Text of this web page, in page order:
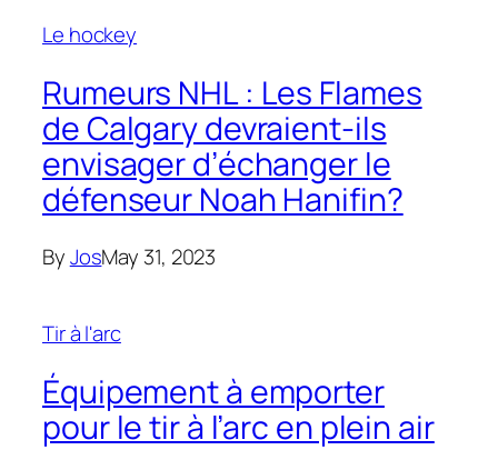
Le hockey
Rumeurs NHL : Les Flames
de Calgary devraient-ils
envisager d’échanger le
défenseur Noah Hanifin?
ByJosMay 31, 2023
Tir à l'arc
Équipement à emporter
pour le tir à l’arc en plein air